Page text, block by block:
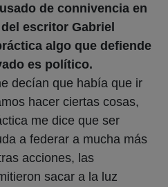
de connivencia en
escritor Gabriel
algo que defiende
es político.
decían que había que ir
hacer ciertas cosas,
me dice que ser
a federar a mucha más
acciones, las
sacar a la luz